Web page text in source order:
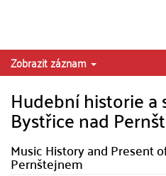
Zobrazit záznam
Hudební historie a
Bystřice nad
Music History and Present
Pernštejnem